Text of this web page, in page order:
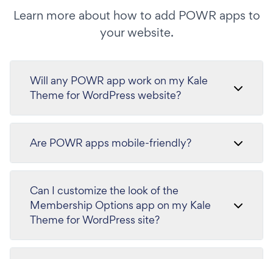
Learn more about how to add POWR apps to
your website.
Will any POWR app work on my Kale
Theme for WordPress website?
Are POWR apps mobile-friendly?
Can I customize the look of the
Membership Options app on my Kale
Theme for WordPress site?